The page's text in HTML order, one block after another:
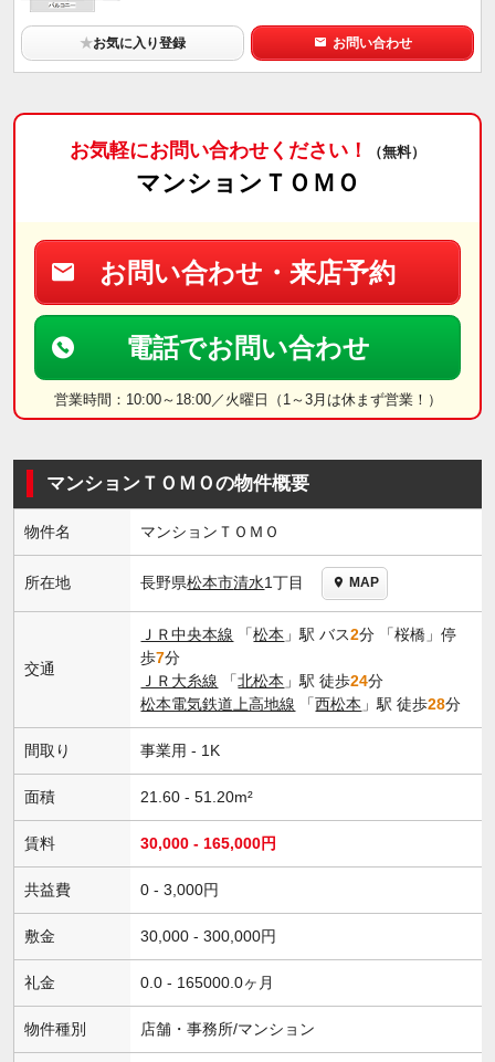
★お気に入り登録 お問い合わせ
お気軽にお問い合わせください！ （無料）
マンションＴＯＭＯ
お問い合わせ・来店予約
電話でお問い合わせ
営業時間：10:00～18:00／火曜日（1～3月は休まず営業！）
マンションＴＯＭＯの物件概要
物件名 マンションＴＯＭＯ
所在地 長野県松本市清水1丁目 MAP
交通
ＪＲ中央本線 「松本 」駅 バス2分 「桜橋」停
歩7分
ＪＲ大糸線 「北松本 」駅 徒歩24分
松本電気鉄道上高地線 「西松本 」駅 徒歩28分
間取り 事業用 - 1K
面積 21.60 - 51.20m²
賃料 30,000 - 165,000円
共益費 0 - 3,000円
敷金 30,000 - 300,000円
礼金 0.0 - 165000.0ヶ月
物件種別 店舗・事務所/マンション